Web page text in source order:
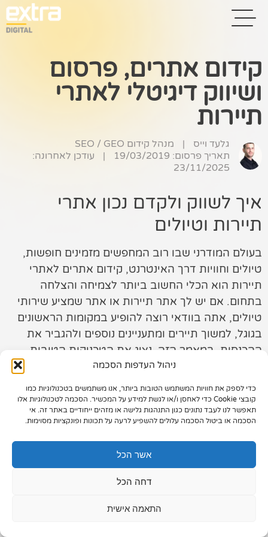
ניהול העדפות הסכמה
כדי לספק את חוויות המשתמש הטובות ביותר, אנו משתמשים בטכנולוגיות כמו
קובצי Cookie כדי לאחסן ו/או לגשת למידע על המכשיר. הסכמה לטכנולוגיות אלו
תאפשר לנו לעבד נתונים כגון התנהגות גלישה או מזהים ייחודיים באתר זה. אי
הסכמה או ביטול הסכמה עלולים להשפיע לרעה על תכונות ופונקציות מסוימות.
אשר הכל
דחה הכל
התאמה אישית
בית
בניית אתרים
קידום אתרים
פרסום בגוגל
רשתות חברתיות
שיווק לאתרי
קייס סטאדי
תיק עבודות
צור קשר
073-7028000
הפלד 7, חולון
info@extra.co.il
קידום אתרים, פרסום
ושיווק דיגיטלי לאתרי
תיירות
גלעד וייס |
מנהל קידום SEO / GEO
תאריך פרסום: 19/03/2019
|
עודכן לאחרונה:
23/11/2025
איך לשווק ולקדם נכון אתרי
תיירות וטיולים
בעולם המודרני שבו רוב המחפשים מזמינים חופשות,
טיולים וחוויות דרך האינטרנט, קידום אתרים לאתרי
תיירות הוא הכלי החשוב ביותר לצמיחה והצלחה
בתחום. אם יש לך אתר תיירות או אתר שמציע שירותי
טיולים, אתה בוודאי רוצה להופיע במקומות הראשונים
בגוגל, למשוך תיירים ומתעניינים נוספים ולהגביר את
ההכנסות. במאמר הזה, נציג את הטכניקות הטובות
ביותר לשיווק ופרסום דיגיטלי לאתרי תיירות, כדי שתוכל
לבלוט בתוצאות החיפוש ולהפוך לאתר המוביל
בתחומך.